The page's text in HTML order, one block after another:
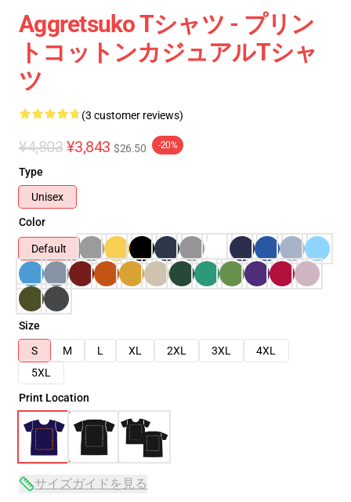
Aggretsuko Tシャツ - プリン
トコットンカジュアルTシャ
ツ
(3 customer reviews)
¥4,803 ¥3,843 $26.50 -20%
Type
Unisex
Color
Default
Size
S
M L XL 2XL 3XL
4XL
5XL
Print Location
サイズガイドを見る